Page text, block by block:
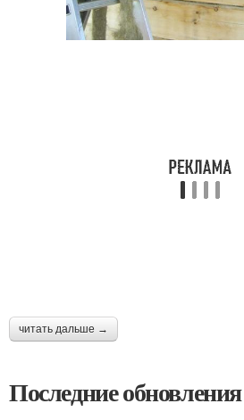
читать дальше →
Последние